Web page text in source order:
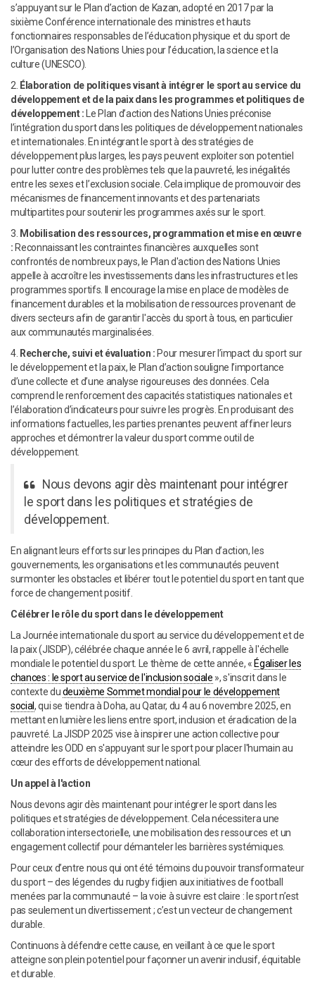
s’appuyant sur le Plan d’action de Kazan, adopté en 2017 par la
sixième Conférence internationale des ministres et hauts
fonctionnaires responsables de l’éducation physique et du sport de
l’Organisation des Nations Unies pour l’éducation, la science et la
culture (UNESCO).
2. Élaboration de politiques visant à intégrer le sport au service du
développement et de la paix dans les programmes et politiques de
développement : Le Plan d’action des Nations Unies préconise
l’intégration du sport dans les politiques de développement nationales
et internationales. En intégrant le sport à des stratégies de
développement plus larges, les pays peuvent exploiter son potentiel
pour lutter contre des problèmes tels que la pauvreté, les inégalités
entre les sexes et l’exclusion sociale. Cela implique de promouvoir des
mécanismes de financement innovants et des partenariats
multipartites pour soutenir les programmes axés sur le sport.
3. Mobilisation des ressources, programmation et mise en œuvre
: Reconnaissant les contraintes financières auxquelles sont
confrontés de nombreux pays, le Plan d'action des Nations Unies
appelle à accroître les investissements dans les infrastructures et les
programmes sportifs. Il encourage la mise en place de modèles de
financement durables et la mobilisation de ressources provenant de
divers secteurs afin de garantir l'accès du sport à tous, en particulier
aux communautés marginalisées.
4. Recherche, suivi et évaluation : Pour mesurer l’impact du sport sur
le développement et la paix, le Plan d’action souligne l’importance
d’une collecte et d’une analyse rigoureuses des données. Cela
comprend le renforcement des capacités statistiques nationales et
l’élaboration d’indicateurs pour suivre les progrès. En produisant des
informations factuelles, les parties prenantes peuvent affiner leurs
approches et démontrer la valeur du sport comme outil de
développement.
Nous devons agir dès maintenant pour intégrer
le sport dans les politiques et stratégies de
développement.
En alignant leurs efforts sur les principes du Plan d’action, les
gouvernements, les organisations et les communautés peuvent
surmonter les obstacles et libérer tout le potentiel du sport en tant que
force de changement positif.
Célébrer le rôle du sport dans le développement
La Journée internationale du sport au service du développement et de
la paix (JISDP), célébrée chaque année le 6 avril, rappelle à l'échelle
mondiale le potentiel du sport. Le thème de cette année, « Égaliser les
chances : le sport au service de l'inclusion sociale », s'inscrit dans le
contexte dudeuxième Sommet mondial pour le développement
social, qui se tiendra à Doha, au Qatar, du 4 au 6 novembre 2025, en
mettant en lumière les liens entre sport, inclusion et éradication de la
pauvreté. La JISDP 2025 vise à inspirer une action collective pour
atteindre les ODD en s'appuyant sur le sport pour placer l'humain au
cœur des efforts de développement national.
Un appel à l'action
Nous devons agir dès maintenant pour intégrer le sport dans les
politiques et stratégies de développement. Cela nécessitera une
collaboration intersectorielle, une mobilisation des ressources et un
engagement collectif pour démanteler les barrières systémiques.
Pour ceux d’entre nous qui ont été témoins du pouvoir transformateur
du sport – des légendes du rugby fidjien aux initiatives de football
menées par la communauté – la voie à suivre est claire : le sport n’est
pas seulement un divertissement ; c’est un vecteur de changement
durable.
Continuons à défendre cette cause, en veillant à ce que le sport
atteigne son plein potentiel pour façonner un avenir inclusif, équitable
et durable.